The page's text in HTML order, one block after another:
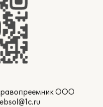
ООО